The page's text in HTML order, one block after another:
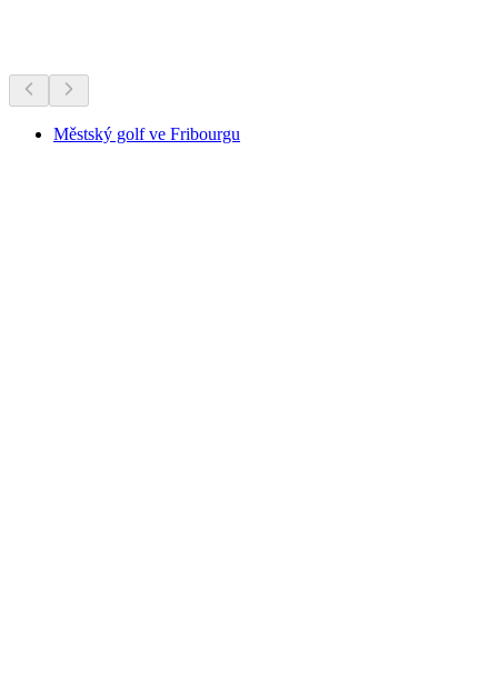
Městský golf ve Fribourgu